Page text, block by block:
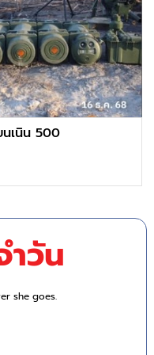
นเนิน 500
ำวัน
she goes.